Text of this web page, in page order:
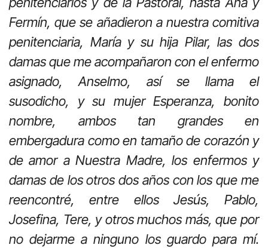
Fermín, que se añadieron a nuestra comitiva
penitenciaria, María y su hija Pilar, las dos
damas que me acompañaron con el enfermo
asignado, Anselmo, así se llama el
susodicho, y su mujer Esperanza, bonito
nombre, ambos tan grandes en
embergadura como en tamaño de corazón y
de amor a Nuestra Madre, los enfermos y
damas de los otros dos años con los que me
reencontré, entre ellos Jesús, Pablo,
Josefina, Tere, y otros muchos más, que por
no dejarme a ninguno los guardo para mí.